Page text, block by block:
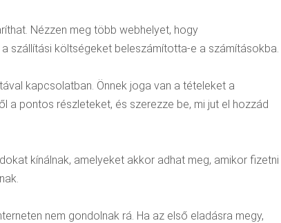
Nézzen meg több webhelyet, hogy
szállítási költségeket beleszámította-e a számításokba.
kapcsolatban. Önnek joga van a tételeket a
a pontos részleteket, és szerezze be, mi jut el hozzád
kínálnak, amelyeket akkor adhat meg, amikor fizetni
nem gondolnak rá. Ha az első eladásra megy,